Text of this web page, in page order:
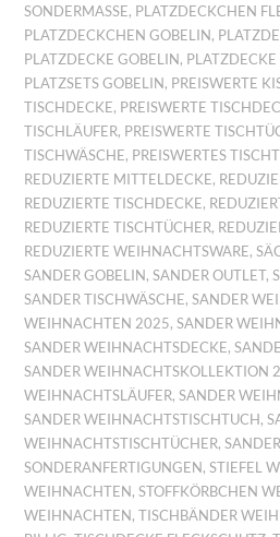
SONDERMASSE , PLATZDECKCHEN
PLATZDECKCHEN GOBELIN,
PLATZDECKE GOBELIN,
PLATZSETS GOBELIN, PREISWERTE
TISCHDECKE, PREISWERTE
TISCHLÄUFER, PREISWERTE
TISCHWÄSCHE, PREISWERTES
REDUZIERTE MITTELDECKE,
REDUZIERTE TISCHDECKE,
REDUZIERTE TISCHTÜCHER,
REDUZIERTE WEIHNACHTSWARE,
SANDER GOBELIN,SANDER OUTLET,
SANDER TISCHWÄSCHE,SANDER
WEIHNACHTEN 2025,SANDER
SANDER WEIHNACHTSDECKE,
SANDER WEIHNACHTSKOLLEKTION
WEIHNACHTSLÄUFER,SANDER
SANDER WEIHNACHTSTISCHTUCH,
WEIHNACHTSTISCHTÜCHER,
SONDERANFERTIGUNGEN,STIEFEL
WEIHNACHTEN,STOFFKÖRBCHEN
WEIHNACHTEN,TISCHBÄNDER